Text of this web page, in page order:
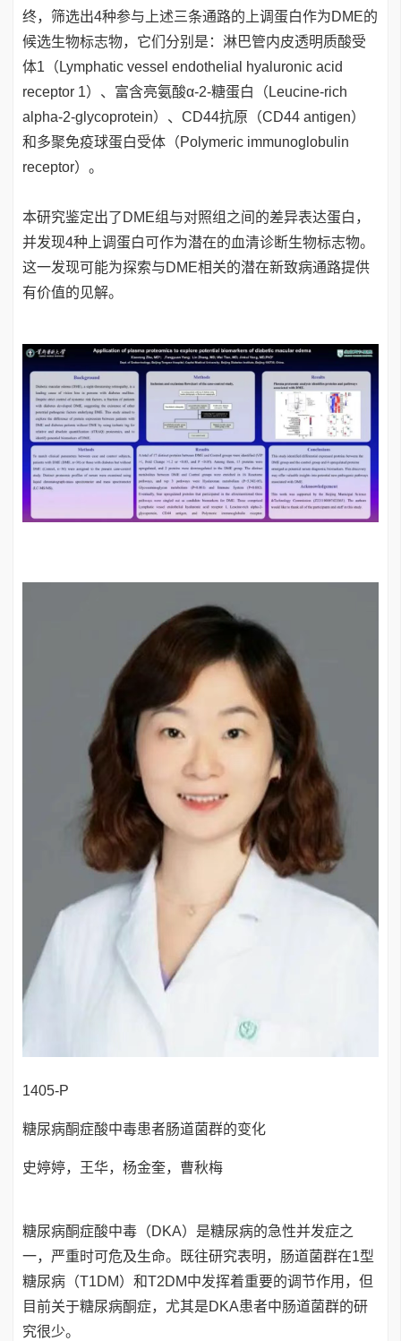
终，筛选出4种参与上述三条通路的上调蛋白作为DME的
候选生物标志物，它们分别是：淋巴管内皮透明质酸受
体1（Lymphatic vessel endothelial hyaluronic acid
receptor 1）、富含亮氨酸α-2-糖蛋白（Leucine-rich
alpha-2-glycoprotein）、CD44抗原（CD44 antigen）
和多聚免疫球蛋白受体（Polymeric immunoglobulin
receptor）。
本研究鉴定出了DME组与对照组之间的差异表达蛋白，
并发现4种上调蛋白可作为潜在的血清诊断生物标志物。
这一发现可能为探索与DME相关的潜在新致病通路提供
有价值的见解。
1405-P
糖尿病酮症酸中毒患者肠道菌群的变化
史婷婷，王华，杨金奎，曹秋梅
糖尿病酮症酸中毒（DKA）是糖尿病的急性并发症之
一，严重时可危及生命。既往研究表明，肠道菌群在1型
糖尿病（T1DM）和T2DM中发挥着重要的调节作用，但
目前关于糖尿病酮症，尤其是DKA患者中肠道菌群的研
究很少。